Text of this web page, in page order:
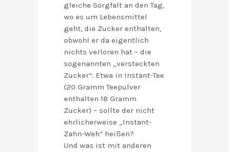
gleiche Sorgfalt an den Tag,
wo es um Lebensmittel
geht, die Zucker enthalten,
obwohl er da eigentlich
nichts verloren hat – die
sogenannten „versteckten
Zucker“. Etwa in Instant-Tee
(20 Gramm Teepulver
enthalten 18 Gramm
Zucker) – sollte der nicht
ehrlicherweise „Instant-
Zahn-Weh“ heißen?
Und was ist mit anderen